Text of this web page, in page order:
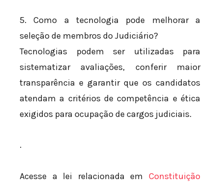
5. Como a tecnologia pode melhorar a
seleção de membros do Judiciário?
Tecnologias podem ser utilizadas para
sistematizar avaliações, conferir maior
transparência e garantir que os candidatos
atendam a critérios de competência e ética
exigidos para ocupação de cargos judiciais.
.
Acesse a lei relacionada em Constituição